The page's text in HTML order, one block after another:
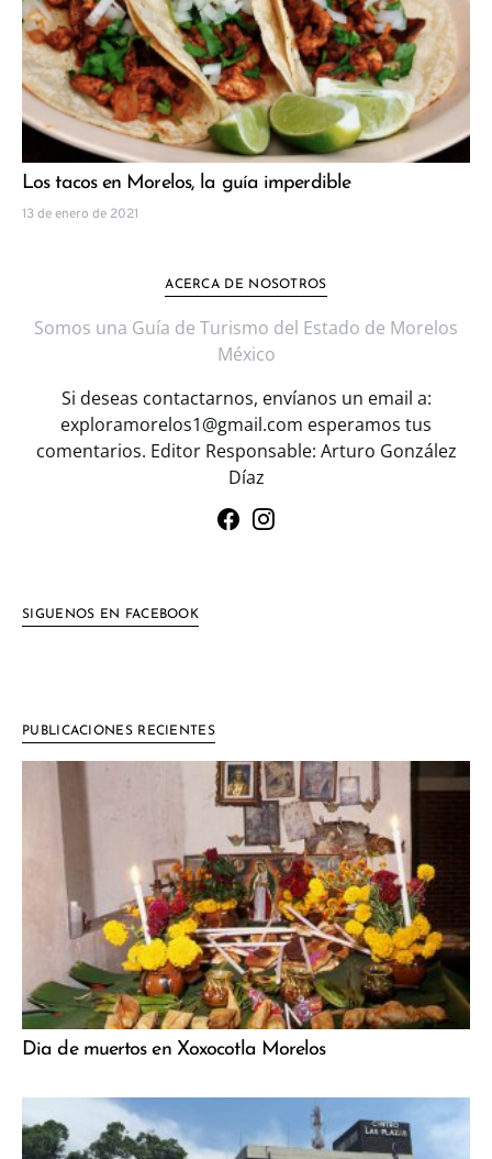
Los tacos en Morelos, la guía imperdible
13 de enero de 2021
ACERCA DE NOSOTROS
Somos una Guía de Turismo del Estado de Morelos
México
Si deseas contactarnos, envíanos un email a:
exploramorelos1@gmail.com esperamos tus
comentarios. Editor Responsable: Arturo González
Díaz
SIGUENOS EN FACEBOOK
PUBLICACIONES RECIENTES
Dia de muertos en Xoxocotla Morelos